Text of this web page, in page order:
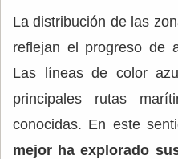
La distribución de las
reflejan el progreso de
Las líneas de color
principales rutas
conocidas. En este
mejor ha explorado